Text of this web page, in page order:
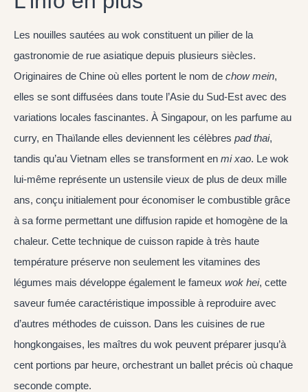
Les nouilles sautées au wok constituent un pilier de la
gastronomie de rue asiatique depuis plusieurs siècles.
Originaires de Chine où elles portent le nom de chow mein,
elles se sont diffusées dans toute l’Asie du Sud-Est avec des
variations locales fascinantes. À Singapour, on les parfume au
curry, en Thaïlande elles deviennent les célèbres pad thai,
tandis qu’au Vietnam elles se transforment en mi xao. Le wok
lui-même représente un ustensile vieux de plus de deux mille
ans, conçu initialement pour économiser le combustible grâce
à sa forme permettant une diffusion rapide et homogène de la
chaleur. Cette technique de cuisson rapide à très haute
température préserve non seulement les vitamines des
légumes mais développe également le fameux wok hei, cette
saveur fumée caractéristique impossible à reproduire avec
d’autres méthodes de cuisson. Dans les cuisines de rue
hongkongaises, les maîtres du wok peuvent préparer jusqu’à
cent portions par heure, orchestrant un ballet précis où chaque
seconde compte.